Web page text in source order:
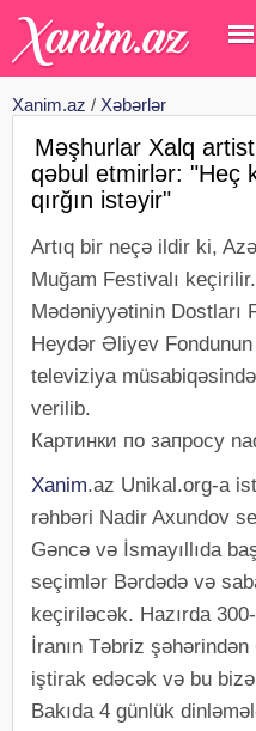
Xanim.az / Xəbərlər
Məşhurlar Xalq
qəbul etmirlər: "Heç
qırğın istəyir"
Artıq bir neçə ildir ki,
Muğam Festivalı
Mədəniyyətinin Dostları
Heydər Əliyev
televiziya
verilib.
Картинки по запросу
Xanim.az Unikal.org-a
rəhbəri Nadir Axundov
Gəncə və İsmayıllıda
seçimlər Bərdədə və
keçiriləcək. Hazırda
İranın Təbriz
iştirak edəcək və bu
Bakıda 4 günlük